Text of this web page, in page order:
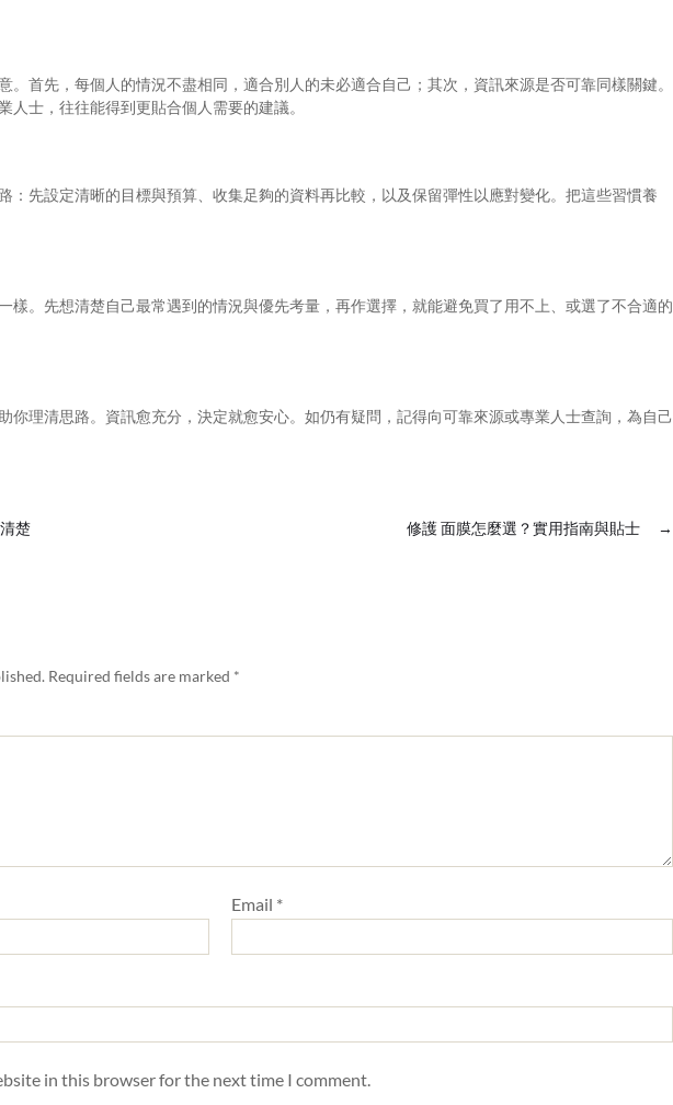
。首先，每個人的情況不盡相同，適合別人的未必適合自己；其次，資訊來源是否可靠同樣關鍵。
人士，往往能得到更貼合個人需要的建議。
：先設定清晰的目標與預算、收集足夠的資料再比較，以及保留彈性以應對變化。把這些習慣養
樣。先想清楚自己最常遇到的情況與優先考量，再作選擇，就能避免買了用不上、或選了不合適的
你理清思路。資訊愈充分，決定就愈安心。如仍有疑問，記得向可靠來源或專業人士查詢，為自己
楚 →
修護 面膜怎麼選？實用指南與貼士
Required fields are marked *
Email *
in this browser for the next time I comment.